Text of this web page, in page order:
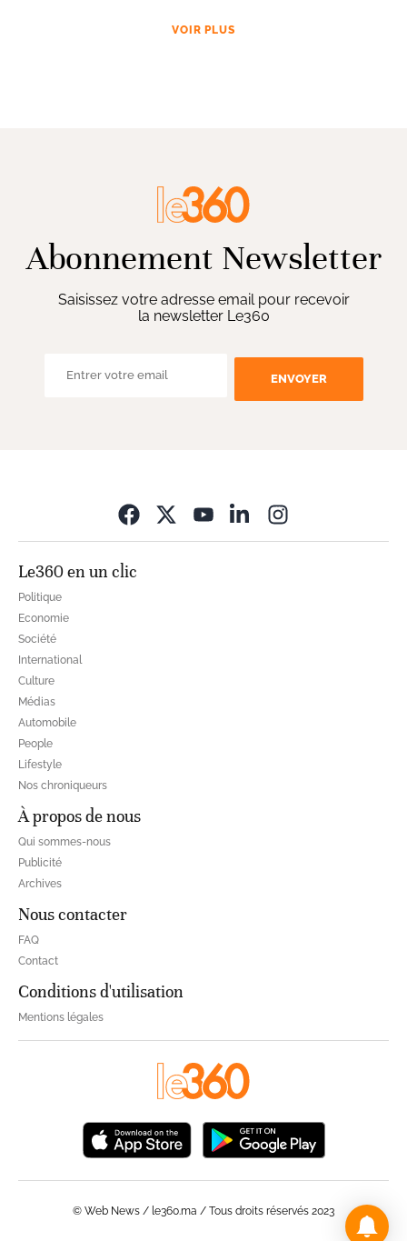
VOIR PLUS
Abonnement Newsletter
Saisissez votre adresse email pour recevoir
la newsletter Le360
ENVOYER
Le360 en un clic
Politique
Economie
Société
International
Culture
Médias
Automobile
People
Lifestyle
Nos chroniqueurs
À propos de nous
Qui sommes-nous
Publicité
Archives
Nous contacter
FAQ
Contact
Conditions d'utilisation
Mentions légales
© Web News / le360.ma / Tous droits réservés 2023